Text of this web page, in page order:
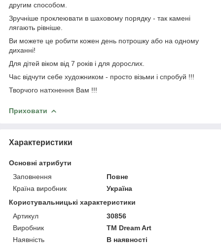
другим способом.
Зручніше проклеювати в шаховому порядку - так камені
лягають рівніше.
Ви можете це робити кожен день потрошку або на одному
диханні!
Для дітей віком від 7 років і для дорослих.
Час відчути себе художником - просто візьми і спробуй !!!
Творчого натхнення Вам !!!
Приховати
Характеристики
Основні атрибути
Заповнення
Повне
Країна виробник
Україна
Користувальницькі характеристики
Артикул
30856
Виробник
ТМ Dream Art
Наявність
В наявності